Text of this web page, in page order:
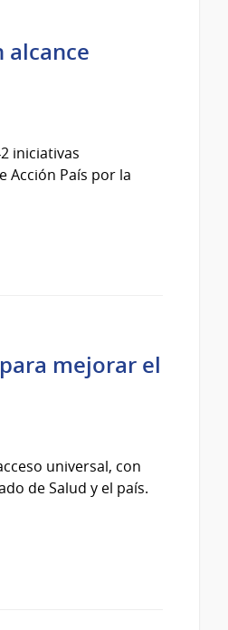
alcance
iniciativas
Acción País por la
mejorar el
universal, con
de Salud y el país.